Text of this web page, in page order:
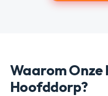
Waarom Onze
Hoofddorp?